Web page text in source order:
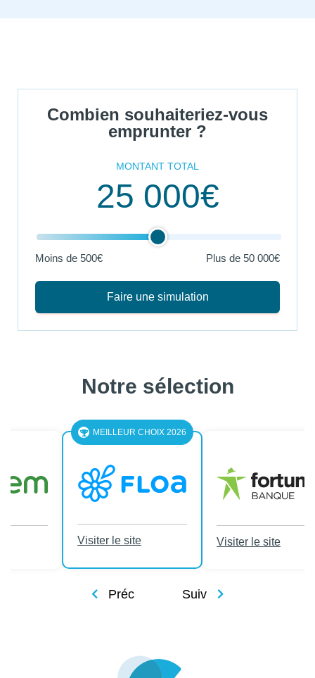
Combien souhaiteriez-vous
emprunter ?
MONTANT TOTAL
25 000€
Moins de 500€ Plus de 50 000€
Faire une simulation
Notre sélection
CHOIX 2026
Visiter le site Visiter le site
Préc Suiv